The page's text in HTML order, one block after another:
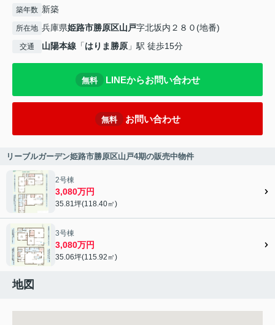
築年数 新築
所在地 兵庫県姫路市勝原区山戸字北坂内２８０(地番)
交通 山陽本線 「はりま勝原 」駅 徒歩15分
無料 LINEからお問い合わせ
無料 お問い合わせ
リーブルガーデン姫路市勝原区山戸4期の販売中物件
2号棟
3,080万円
35.81坪(118.40㎡)
3号棟
3,080万円
35.06坪(115.92㎡)
地図